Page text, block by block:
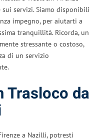
servizi. Siamo disponibili
impegno, per aiutarti a
tranquillità. Ricorda, un
stressante o costoso,
di un servizio
Trasloco da
a Nazilli, potresti